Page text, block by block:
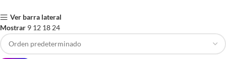
Ver barra lateral
Mostrar 9 12 18 24